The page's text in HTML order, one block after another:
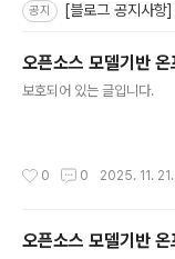
공지 [블로그 공지사항]
오픈소스 모델기반
보호되어 있는 글입니다.
0 0 2025. 11. 21.
오픈소스 모델기반